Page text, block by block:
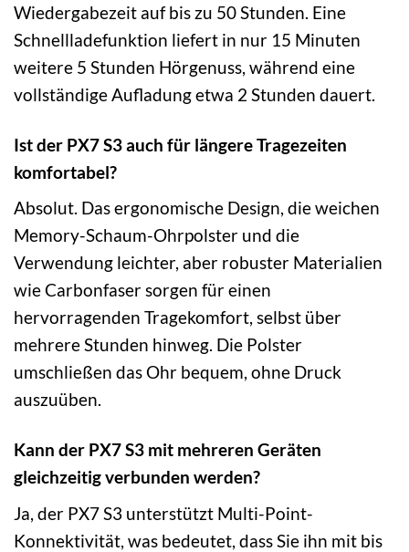
Wiedergabezeit auf bis zu 50 Stunden. Eine
Schnellladefunktion liefert in nur 15 Minuten
weitere 5 Stunden Hörgenuss, während eine
vollständige Aufladung etwa 2 Stunden dauert.
Ist der PX7 S3 auch für längere Tragezeiten
komfortabel?
Absolut. Das ergonomische Design, die weichen
Memory-Schaum-Ohrpolster und die
Verwendung leichter, aber robuster Materialien
wie Carbonfaser sorgen für einen
hervorragenden Tragekomfort, selbst über
mehrere Stunden hinweg. Die Polster
umschließen das Ohr bequem, ohne Druck
auszuüben.
Kann der PX7 S3 mit mehreren Geräten
gleichzeitig verbunden werden?
Ja, der PX7 S3 unterstützt Multi-Point-
Konnektivität, was bedeutet, dass Sie ihn mit bis